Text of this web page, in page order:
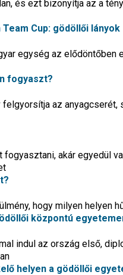
és ezt bizonyítja az a
Cup: gödöllői
egység az
fogyaszt?
felgyorsítja az
akár egyedül
hogy milyen helyen
központú
indul az ország első,
helyen a gödöllői